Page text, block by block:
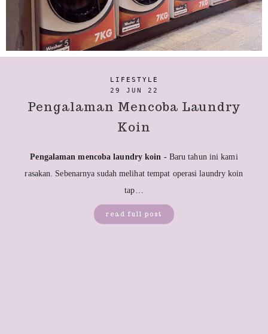
LIFESTYLE
29 JUN 22
Pengalaman Mencoba Laundry
Koin
Pengalaman mencoba laundry koin - Baru tahun ini kami
rasakan. Sebenarnya sudah melihat tempat operasi laundry koin
tap…
read full post